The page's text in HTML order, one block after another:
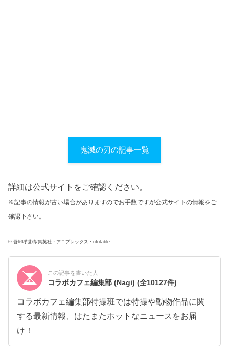
鬼滅の刃の記事一覧
詳細は公式サイトをご確認ください。
※記事の情報が古い場合がありますのでお手数ですが公式サイトの情報をご
確認下さい。
© 吾峠呼世晴/集英社・アニプレックス・ufotable
この記事を書いた人
コラボカフェ編集部 (Nagi)(全10127件)
コラボカフェ編集部特撮班では特撮や動物作品に関
する最新情報、はたまたホットなニュースをお届
け！